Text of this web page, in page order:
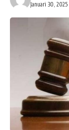
Januari 30, 2025